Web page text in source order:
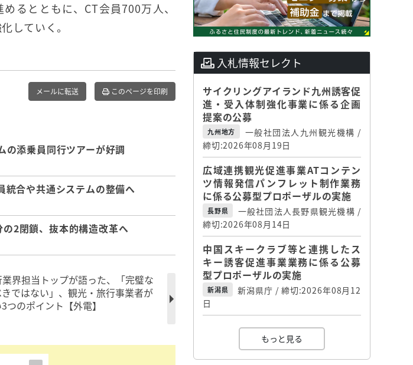
るとともに、CT会員700万人、
していく。
メールに転送 このページを印刷
の添乗員同行ツアーが好調
統合や共通システムの整備へ
2閉鎖、抜本的構造改革へ
界担当トップが語った、「完璧な
ではない」、観光・旅行事業者が
つのポイント【外電】
入札情報セレクト
サイクリングアイランド九州誘客促
進・受入体制強化事業に係る企画
提案の公募
九州地方
一般社団法人九州観光機構 /
締切:2026年08月19日
広域連携観光促進事業ATコンテン
ツ情報発信パンフレット制作業務
に係る公募型プロポーザルの実施
長野県
一般社団法人長野県観光機構 /
締切:2026年08月14日
中国スキークラブ等と連携したス
キー誘客促進事業業務に係る公募
型プロポーザルの実施
新潟県
新潟県庁 / 締切:2026年08月12
日
もっと見る